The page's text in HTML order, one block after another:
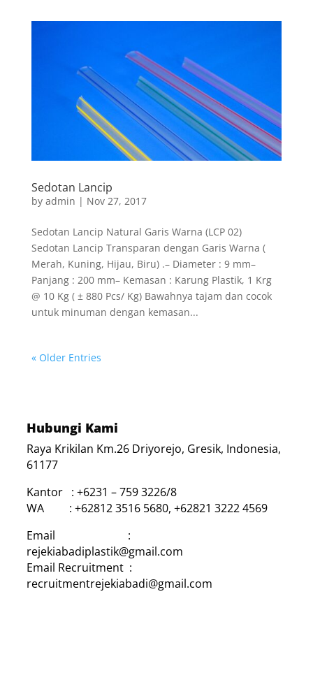
Sedotan Lancip
by admin | Nov 27, 2017
Sedotan Lancip Natural Garis Warna (LCP 02)
Sedotan Lancip Transparan dengan Garis Warna (
Merah, Kuning, Hijau, Biru) .– Diameter : 9 mm–
Panjang : 200 mm– Kemasan : Karung Plastik, 1 Krg
@ 10 Kg ( ± 880 Pcs/ Kg) Bawahnya tajam dan cocok
untuk minuman dengan kemasan...
« Older Entries
Hubungi Kami
Raya Krikilan Km.26 Driyorejo, Gresik, Indonesia,
61177
Kantor : +6231 – 759 3226/8
WA : +62812 3516 5680, +62821 3222 4569
Email :
rejekiabadiplastik@gmail.com
Email Recruitment :
recruitmentrejekiabadi@gmail.com